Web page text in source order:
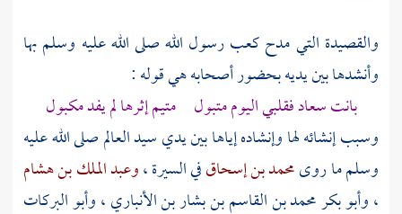
والقصيدة التي مدحكعبرسول الله صلى الله عليه وسلم بها
وأنشدها بين يديه بحضور أصحابه هي قوله :
بانتسعادفقلبي اليوم متبول متيم إثرها لم يفد مكبول
وسبب إنشائه لها وإنشاده إياها بين يدي سيد العالم صلى الله عليه
وسلم ما روىمحمد بن إسحاقفي السيرة ،وعبد الملك بن هشام
،وأبو بكر محمد بن القاسم بن بشار بن الأنباري،وأبو البركات